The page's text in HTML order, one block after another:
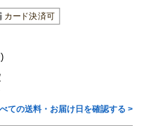
ての送料・お届け日を確認する >